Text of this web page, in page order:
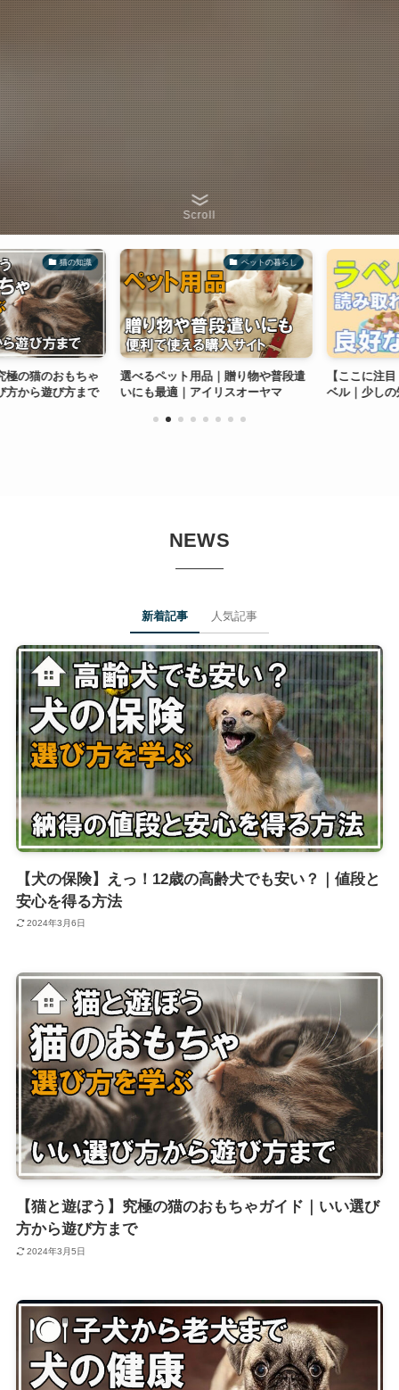
Scroll
猫の知識
猫のおもちゃ
ら遊び方まで
ペットの暮らし
選べるペット用品｜贈り物や普段遣
いにも最適｜アイリスオーヤマ
【ここに注目！
ベル｜少しの知
NEWS
新着記事 人気記事
【犬の保険】えっ！12歳の高齢犬でも安い？｜値段と
安心を得る方法
2024年3月6日
【猫と遊ぼう】究極の猫のおもちゃガイド｜いい選び
方から遊び方まで
2024年3月5日